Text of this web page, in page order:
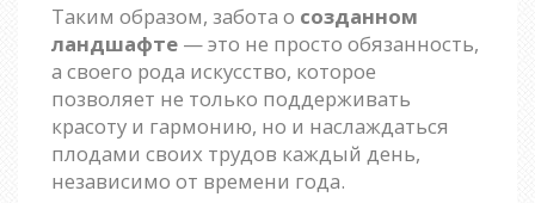
Таким образом, забота о созданном
ландшафте — это не просто обязанность,
а своего рода искусство, которое
позволяет не только поддерживать
красоту и гармонию, но и наслаждаться
плодами своих трудов каждый день,
независимо от времени года.